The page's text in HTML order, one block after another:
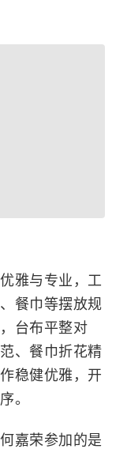
雅与专业，工
餐巾等摆放规
台布平整对
、餐巾折花精
稳健优雅，开
。
嘉荣参加的是